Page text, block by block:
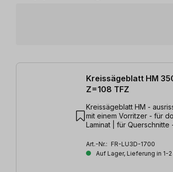
7 Artikel gefunden
Kreissägeblatt HM
Z=108 TFZ
Kreissägeblatt HM -
mit einem Vorritzer - für
Laminat | für Querschnitte
Art.-Nr.: FR-LU3D-1700
Auf Lager, Lieferung in 1-